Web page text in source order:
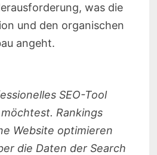
was die
und den organischen
angeht.
SEO-Tool
Rankings
Website optimieren
die Daten der Search